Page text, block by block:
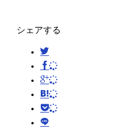
シェアする